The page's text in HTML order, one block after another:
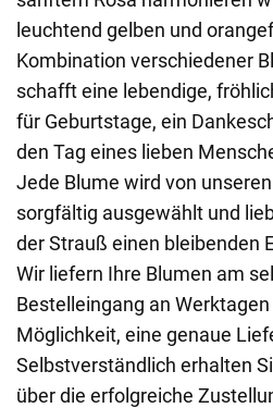
leuchtend gelben und
Kombination verschiedener
schafft eine lebendige,
für Geburtstage, ein
den Tag eines lieben
Jede Blume wird von
sorgfältig ausgewählt und
der Strauß einen bleibenden
Wir liefern Ihre Blumen am
Bestelleingang an
Möglichkeit, eine genaue
Selbstverständlich erhalten
über die erfolgreiche